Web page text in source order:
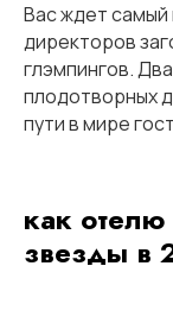
Вас ждет
директоров
глэмпингов.
плодотворных
пути в мире
как отелю
звезды в